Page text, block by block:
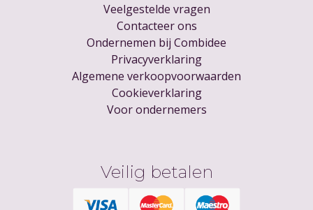
Veelgestelde vragen
Contacteer ons
Ondernemen bij Combidee
Privacyverklaring
Algemene verkoopvoorwaarden
Cookieverklaring
Voor ondernemers
Veilig betalen